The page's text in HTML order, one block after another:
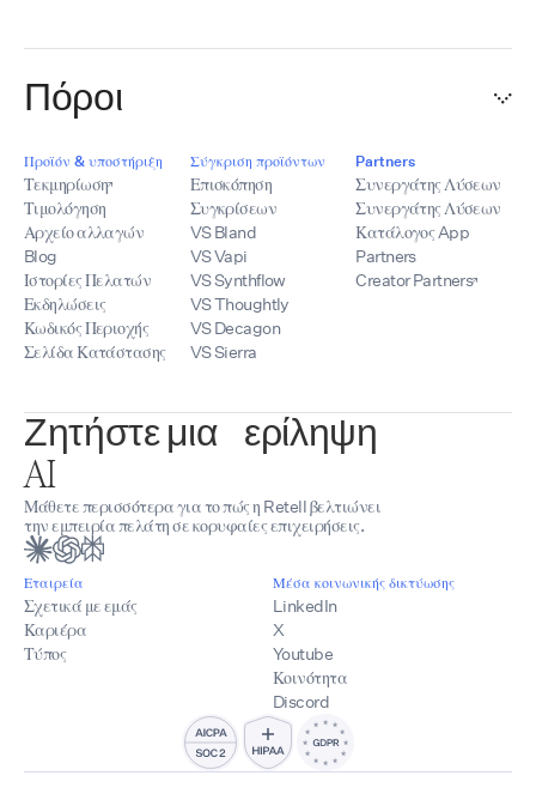
Πόροι
Προϊόν & υποστήριξη
Τεκμηρίωση
Τιμολόγηση
Αρχείο αλλαγών
Blog
Ιστορίες Πελατών
Εκδηλώσεις
Κωδικός Περιοχής
Σελίδα Κατάστασης
Σύγκριση προϊόντων
Επισκόπηση
Συγκρίσεων
VS Bland
VS Vapi
VS Synthflow
VS Thoughtly
VS Decagon
VS Sierra
Partners
Συνεργάτης Λύσεων
Συνεργάτης Λύσεων
Κατάλογος App
Partners
Creator Partners
Ζητήστε μια περίληψη
AI
Μάθετε περισσότερα για το πώς η Retell βελτιώνει
την εμπειρία πελάτη σε κορυφαίες επιχειρήσεις.
Εταιρεία
Σχετικά με εμάς
Καριέρα
Τύπος
Μέσα κοινωνικής δικτύωσης
LinkedIn
X
Youtube
Κοινότητα
Discord